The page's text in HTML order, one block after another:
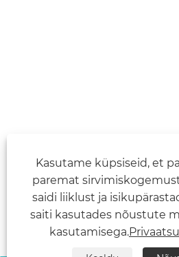
Kasutame küpsiseid, et
paremat
saidi liiklust ja
saiti kasutades nõustute
kasutamisega.